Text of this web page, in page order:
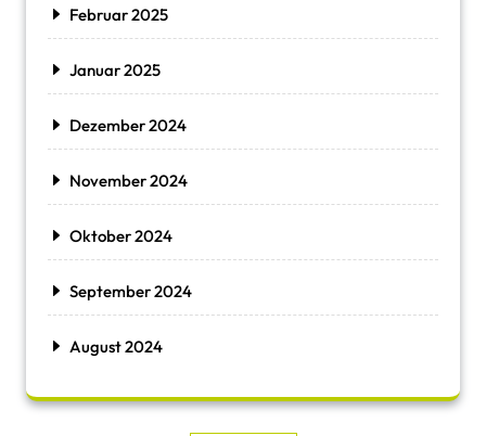
Februar 2025
Januar 2025
Dezember 2024
November 2024
Oktober 2024
September 2024
August 2024